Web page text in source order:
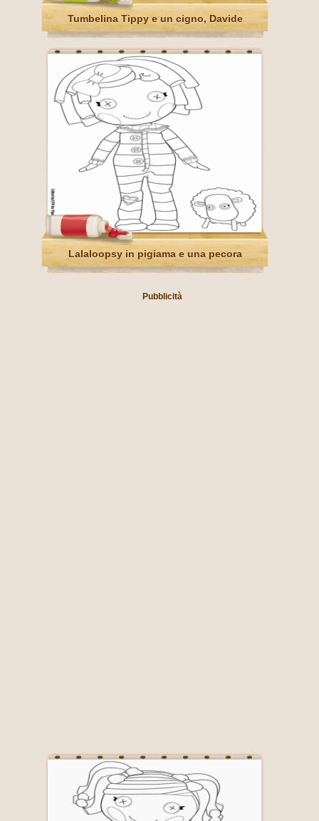
Tumbelina Tippy e un cigno, Davide
Lalaloopsy in pigiama e una pecora
Pubblicità